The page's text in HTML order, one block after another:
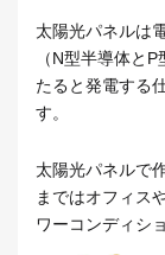
太陽光パネルは
（N型半導体と
たると発電する
す。
太陽光パネルで
まではオフィス
ワーコンディシ